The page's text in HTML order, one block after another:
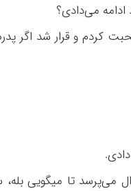
ادامه می‌دادی؟
و قرار شد اگر
می‌پرسد تا میگویی بله،